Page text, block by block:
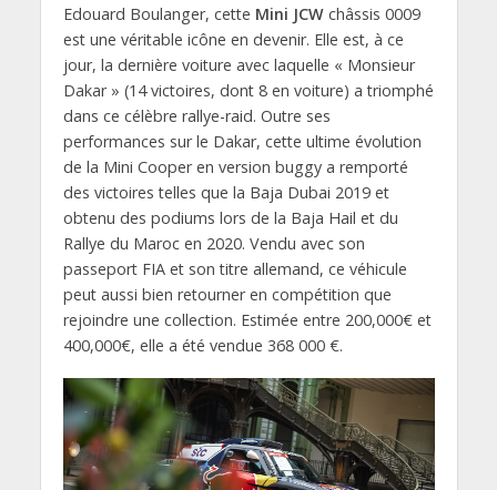
Edouard Boulanger, cette Mini JCWchâssis 0009
est une véritable icône en devenir. Elle est, à ce
jour, la dernière voiture avec laquelle « Monsieur
Dakar » (14 victoires, dont 8 en voiture) a triomphé
dans ce célèbre rallye-raid. Outre ses
performances sur le Dakar, cette ultime évolution
de la Mini Cooper en version buggy a remporté
des victoires telles que la Baja Dubai 2019 et
obtenu des podiums lors de la Baja Hail et du
Rallye du Maroc en 2020. Vendu avec son
passeport FIA et son titre allemand, ce véhicule
peut aussi bien retourner en compétition que
rejoindre une collection. Estimée entre 200,000€ et
400,000€, elle a été vendue 368 000 €.